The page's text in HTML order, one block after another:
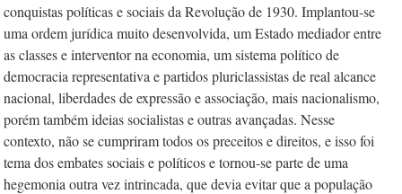
conquistas políticas e sociais da Revolução de 1930. Implantou-se
uma ordem jurídica muito desenvolvida, um Estado mediador entre
as classes e interventor na economia, um sistema político de
democracia representativa e partidos pluriclassistas de real alcance
nacional, liberdades de expressão e associação, mais nacionalismo,
porém também ideias socialistas e outras avançadas. Nesse
contexto, não se cumpriram todos os preceitos e direitos, e isso foi
tema dos embates sociais e políticos e tornou-se parte de uma
hegemonia outra vez intrincada, que devia evitar que a população